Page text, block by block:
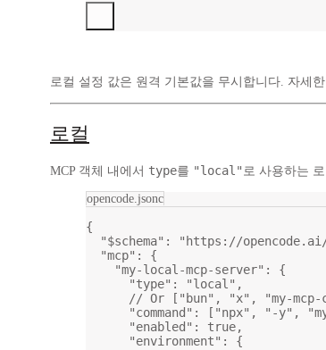
로컬 설정 값은 원격 기본값을 무시합니다. 자세
로컬
MCP 객체 내에서 type를 "local" 로 사용하는
opencode.jsonc
{
"$schema" : "https://
"mcp" : {
"my-local-mcp-server" : {
"type" : "local" ,
// Or ["bun", "x", "my-mcp-
"command" : [ "npx" , "-y" ,
"enabled" : true,
"environment" : {